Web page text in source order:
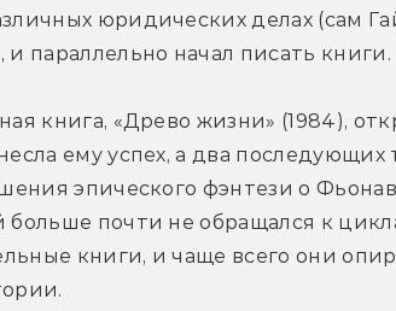
юридических делах (сам
параллельно начал писать книги.
книга, «Древо жизни» (1984),
ему успех, а два последующих
эпического фэнтези о
больше почти не обращался к
книги, и чаще всего они